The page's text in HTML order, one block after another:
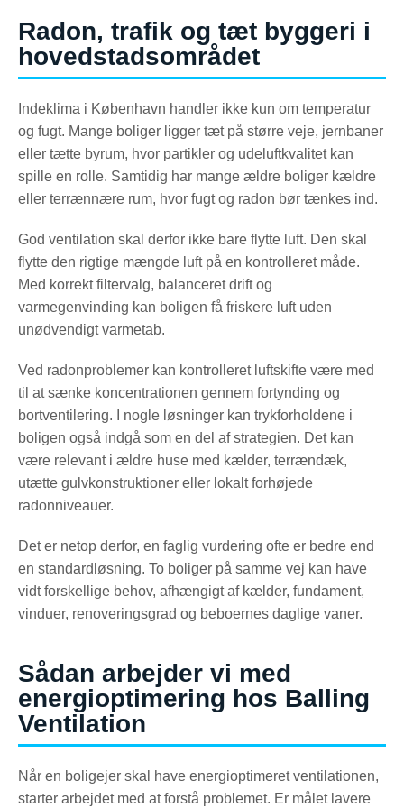
Radon, trafik og tæt byggeri i
hovedstadsområdet
Indeklima i København handler ikke kun om temperatur
og fugt. Mange boliger ligger tæt på større veje, jernbaner
eller tætte byrum, hvor partikler og udeluftkvalitet kan
spille en rolle. Samtidig har mange ældre boliger kældre
eller terrænnære rum, hvor fugt og radon bør tænkes ind.
God ventilation skal derfor ikke bare flytte luft. Den skal
flytte den rigtige mængde luft på en kontrolleret måde.
Med korrekt filtervalg, balanceret drift og
varmegenvinding kan boligen få friskere luft uden
unødvendigt varmetab.
Ved radonproblemer kan kontrolleret luftskifte være med
til at sænke koncentrationen gennem fortynding og
bortventilering. I nogle løsninger kan trykforholdene i
boligen også indgå som en del af strategien. Det kan
være relevant i ældre huse med kælder, terrændæk,
utætte gulvkonstruktioner eller lokalt forhøjede
radonniveauer.
Det er netop derfor, en faglig vurdering ofte er bedre end
en standardløsning. To boliger på samme vej kan have
vidt forskellige behov, afhængigt af kælder, fundament,
vinduer, renoveringsgrad og beboernes daglige vaner.
Sådan arbejder vi med
energioptimering hos Balling
Ventilation
Når en boligejer skal have energioptimeret ventilationen,
starter arbejdet med at forstå problemet. Er målet lavere